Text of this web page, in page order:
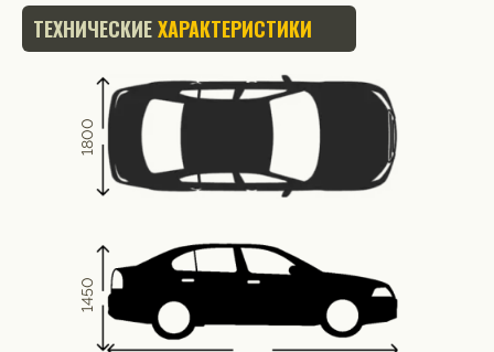
ТЕХНИЧЕСКИЕХАРАКТЕРИСТИКИ
1450
1800